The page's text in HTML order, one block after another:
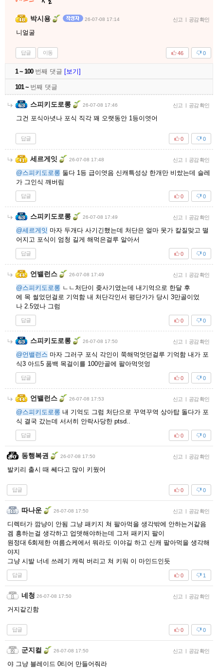
박시용 26-07-08 17:14 신고 | 공감 확인
니얼굴
답글 이동 0
46
1 ~ 100번째 댓글 [보기]
101 ~ 번째 댓글
스피키도로롱 26-07-08 17:46 신고 | 공감 확인
그건 포식아녓나 포식 직각 꽤 오랫동안 1등이엿어
답글 0
0
세르게잇 26-07-08 17:48 신고 | 공감 확인
@스피키도로롱 둘다 1등 급이엿음 신캐특성상 한개만 비쌌는데 슬레
가 그인식 깨버림
답글 0
0
스피키도로롱 26-07-08 17:49 신고 | 공감 확인
@세르게잇 마자 두개다 사기긴했는데 처단은 얼마 못가 칼질맞고 떨
어지고 포식이 엄청 길게 해먹은걸루 알아서
답글 0
0
언밸런스 26-07-08 17:49 신고 | 공감 확인
@스피키도로롱 ㄴㄴ처단이 좆사기였는데 내기억으로 한달 후
에 목 썰었던걸로 기억함 내 처단각인서 평단가가 당시 3만골이었
나 2.5였나 그럼
답글 0
0
스피키도로롱 26-07-08 17:50 신고 | 공감 확인
@언밸런스 마자 그러구 포식 각인이 쭉해먹엇던걸루 기억함 내가 포
식3 아드5 품백 목걸이를 100만골에 팔아먹엇엉
답글 0
0
언밸런스 26-07-08 17:53 신고 | 공감 확인
@스피키도로롱 내 기억도 그럼 처단으로 꾸역꾸역 상아탑 돌다가 포
식 결국 갔는데 서서히 안락사당한 ptsd..
답글 0
0
동행복권 26-07-08 17:50 신고 | 공감 확인
발키리 출시 때 쎄다고 많이 키웠어
답글 0
0
따나운 26-07-08 17:50 신고 | 공감 확인
디렉터가 깜냥이 안됨 그냥 패키지 쳐 팔아먹을 생각밖에 안하는거같음
겜 흥하는걸 생각하고 업뎃해야하는데 그저 패키지 팔이
원정대 6회제한 여름쇼케에서 뭐라도 이야길 하고 신캐 팔아먹을 생각해
야지
그냥 시발 너네 쓰레기 캐릭 버리고 쳐 키워 이 마인드인듯
답글 1
0
네청 26-07-08 17:50 신고 | 공감 확인
거지같긴함
답글 0
0
군지컬 26-07-08 17:50 신고 | 공감 확인
야 그냥 블레이드 0티어 만들어줘라